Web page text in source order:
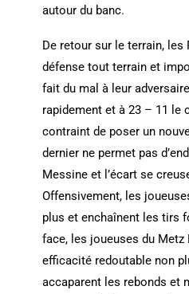
autour du banc.
De retour sur le terrain, les
défense tout terrain et
fait du mal à leur
rapidement et à 23 – 11 le
contraint de poser un
dernier ne permet pas
Messine et l’écart se
Offensivement, les
plus et enchaînent les tirs
face, les joueuses du Metz
efficacité redoutable non
accaparent les rebonds et